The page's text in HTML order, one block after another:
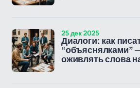
Диалоги: как
“объяснялками”
оживлять слова
25 дек 2025